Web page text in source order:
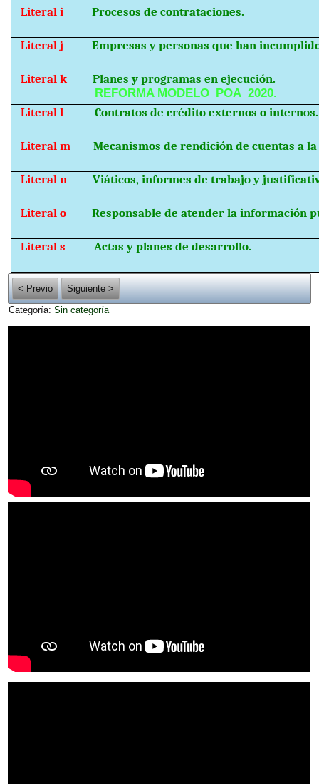
Literal i Procesos de contrataciones.
Literal j Empresas y personas que han
Literal k Planes y programas en ejecución.
REFORMA MODELO_POA_2020.
Literal l Contratos de crédito externos o internos.
Literal m Mecanismos de rendición de cuentas a
Literal n Viáticos, informes de trabajo y
Literal o Responsable de atender la información
Literal s Actas y planes de desarrollo.
< Previo
Siguiente >
Categoría:Sin categoría